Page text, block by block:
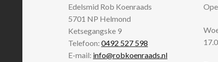
Edelsmid Rob Koenraads
5701 NP Helmond
Ketsegangske 9
Telefoon:0492 527 598
E-mail: info@robkoenraads.nl